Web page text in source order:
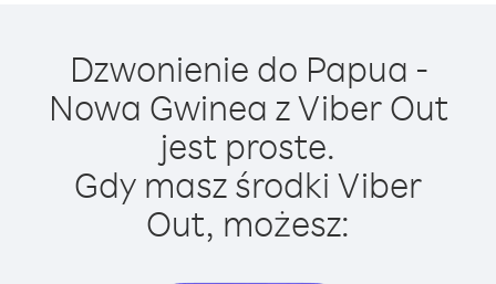
Dzwonienie do Papua -
Nowa Gwinea z Viber Out
jest proste.
Gdy masz środki Viber
Out, możesz: